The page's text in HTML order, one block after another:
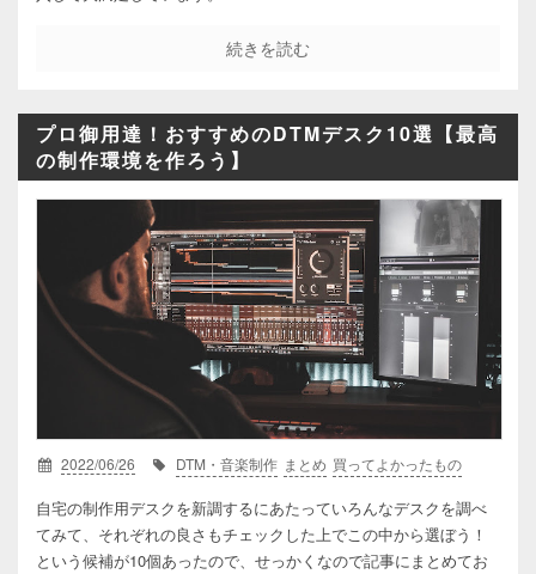
続きを読む
プロ御用達！おすすめのDTMデスク10選【最高
の制作環境を作ろう】
2022/06/26 DTM・音楽制作 まとめ 買ってよかったもの
自宅の制作用デスクを新調するにあたっていろんなデスクを調べ
てみて、それぞれの良さもチェックした上でこの中から選ぼう！
という候補が10個あったので、せっかくなので記事にまとめてお